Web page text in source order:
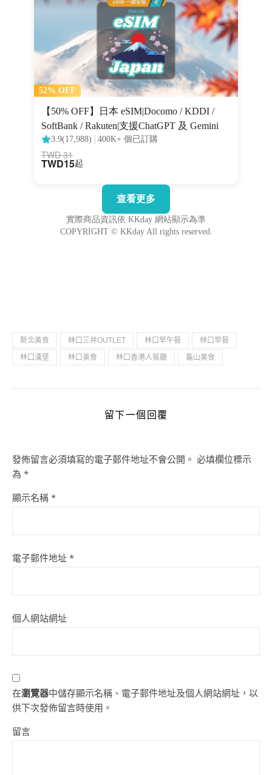
新北美食 林口三井OUTLET 林口早午餐
林口早餐
林口漢堡
林口美食 林口香港人餐廳 龜山美食
留下一個回覆
發佈留言必須填寫的電子郵件地址不會公開。 必填欄位標示
為 *
顯示名稱 *
電子郵件地址 *
個人網站網址
在瀏覽器中儲存顯示名稱、電子郵件地址及個人網站網址，以
供下次發佈留言時使用。
留言